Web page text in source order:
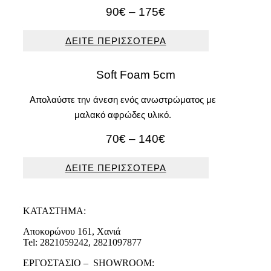
90€ – 175€Price
90€
ΔΕΙΤΕ ΠΕΡΙΣΣΟΤΕΡΑ
Soft Foam 5cm
Απολαύστε την άνεση ενός ανωστρώματος με
μαλακό αφρώδες υλικό.
70€ – 140€Price
70€
ΔΕΙΤΕ ΠΕΡΙΣΣΟΤΕΡΑ
ΚΑΤΑΣΤΗΜΑ:
Αποκορώνου 161, Χανιά
Tel: 2821059242, 2821097877
ΕΡΓΟΣΤΑΣΙΟ – SHOWROOM: